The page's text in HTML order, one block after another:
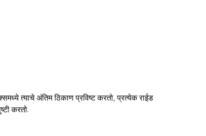
त्याचे अंतिम ठिकाण प्रविष्ट करतो, प्रत्येक राईड
करतो.